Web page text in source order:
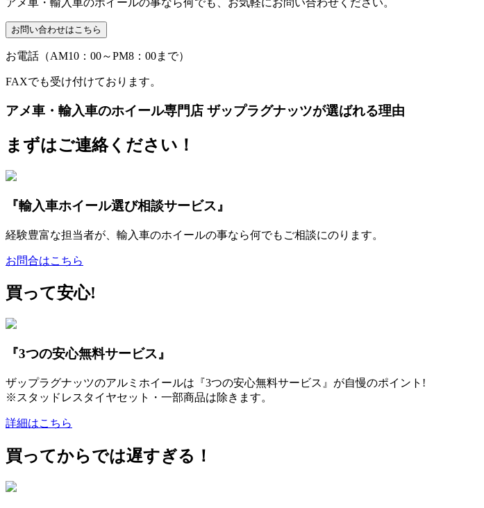
お電話（AM10：00～PM8：00まで）
FAXでも受け付けております。
アメ車・輸入車のホイール専門店 ザップラグナッツが選ばれる理由
まずはご連絡ください！
『輸入車ホイール選び相談サービス』
経験豊富な担当者が、輸入車のホイールの事なら何でもご相談にのります。
お問合はこちら
買って安心!
『3つの安心無料サービス』
ザップラグナッツのアルミホイールは『3つの安心無料サービス』が自慢のポイント!
※スタッドレスタイヤセット・一部商品は除きます。
詳細はこちら
買ってからでは遅すぎる！